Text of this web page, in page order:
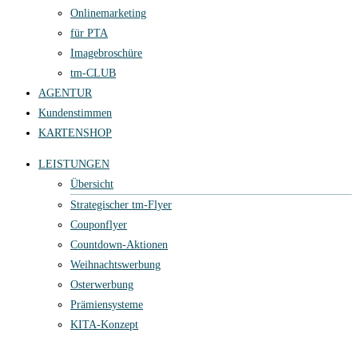
Onlinemarketing
für PTA
Imagebroschüre
tm-CLUB
AGENTUR
Kundenstimmen
KARTENSHOP
LEISTUNGEN
Übersicht
Strategischer tm-Flyer
Couponflyer
Countdown-Aktionen
Weihnachtswerbung
Osterwerbung
Prämiensysteme
KITA-Konzept